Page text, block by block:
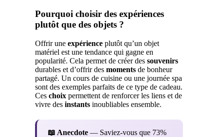
Pourquoi choisir des expériences
plutôt que des objets ?
Offrir une expérience plutôt qu’un objet
matériel est une tendance qui gagne en
popularité. Cela permet de créer des souvenirs
durables et d’offrir des moments de bonheur
partagé. Un cours de cuisine ou une journée spa
sont des exemples parfaits de ce type de cadeau.
Ces choix permettent de renforcer les liens et de
vivre des instants inoubliables ensemble.
📖 Anecdote — Saviez-vous que 73%